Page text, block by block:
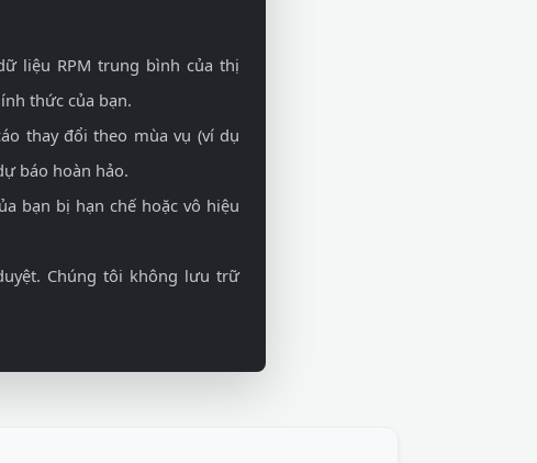
liệu RPM trung bình của thị
thức của bạn.
thay đổi theo mùa vụ (ví dụ
báo hoàn hảo.
bạn bị hạn chế hoặc vô hiệu
Chúng tôi không lưu trữ